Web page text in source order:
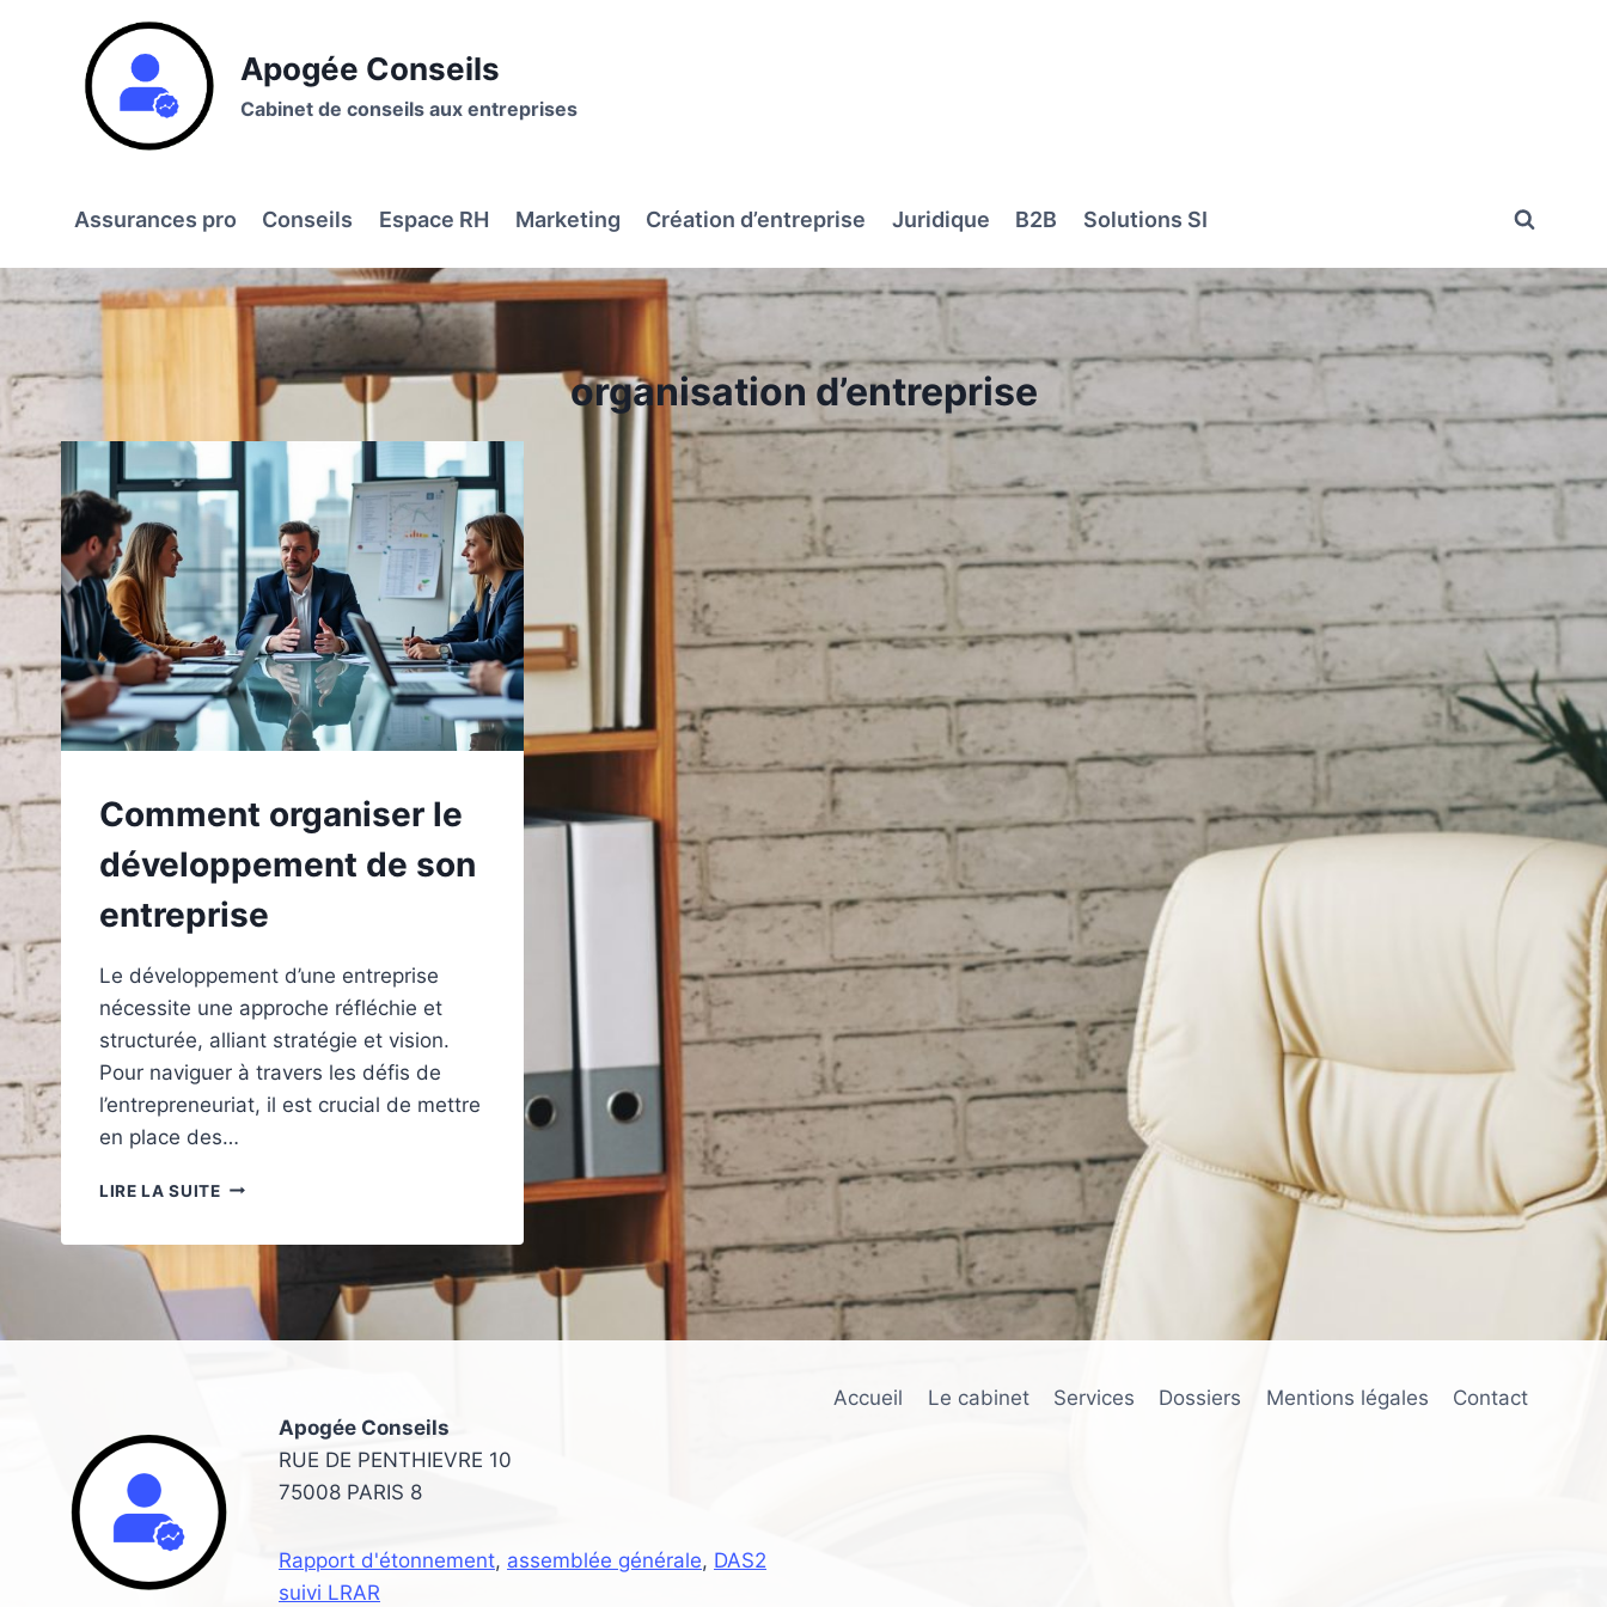
Apogée Conseils
Cabinet de conseils aux entreprises
Assurances pro Conseils Espace RH Marketing Création d’entreprise Juridique B2B Solutions SI
organisation d’entreprise
Comment organiser le
développement de son
entreprise
Le développement d’une entreprise
nécessite une approche réfléchie et
structurée, alliant stratégie et vision.
Pour naviguer à travers les défis de
l’entrepreneuriat, il est crucial de mettre
en place des…
LIRE LA SUITECOMMENT
DÉVELOPPEMENT
DE
SON
ENTREPRISE
Apogée Conseils
RUE DE PENTHIEVRE 10
75008 PARIS 8
Rapport d'étonnement, assemblée générale, DAS2
suivi LRAR
Accueil Le cabinet Services Dossiers Mentions légales Contact